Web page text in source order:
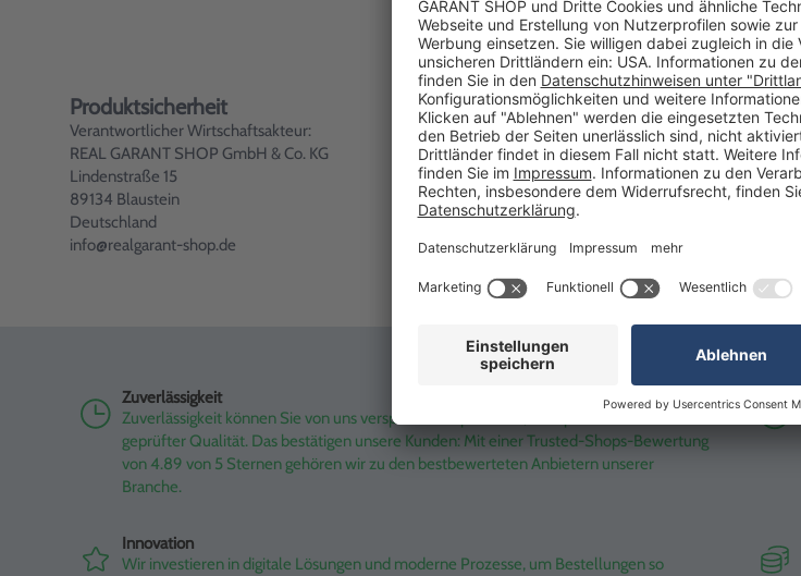
Produktsicherheit
Verantwortlicher Wirtschaftsakteur:
REAL GARANT SHOP GmbH & Co. KG
Lindenstraße 15
89134 Blaustein
Deutschland
info@realgarant-shop.de
Zuverlässigkeit
Zuverlässigkeit können Sie von uns versprechen – pünktlich, transparent und in
geprüfter Qualität. Das bestätigen unsere Kunden: Mit einer Trusted-Shops-Bewertung
von 4.89 von 5 Sternen gehören wir zu den bestbewerteten Anbietern unserer
Branche.
Innovation
Wir investieren in digitale Lösungen und moderne Prozesse, um Bestellungen so